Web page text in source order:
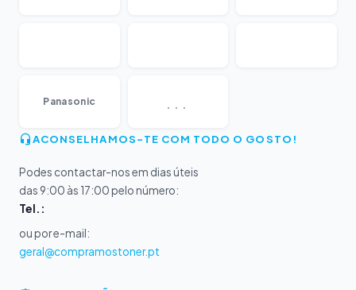
Panasonic
ACONSELHAMOS-TE COM TODO O GOSTO!
Podes contactar-nos em dias úteis
das 9:00 às 17:00 pelo número:
Tel.:
ou por e-mail:
geral@compramostoner.pt